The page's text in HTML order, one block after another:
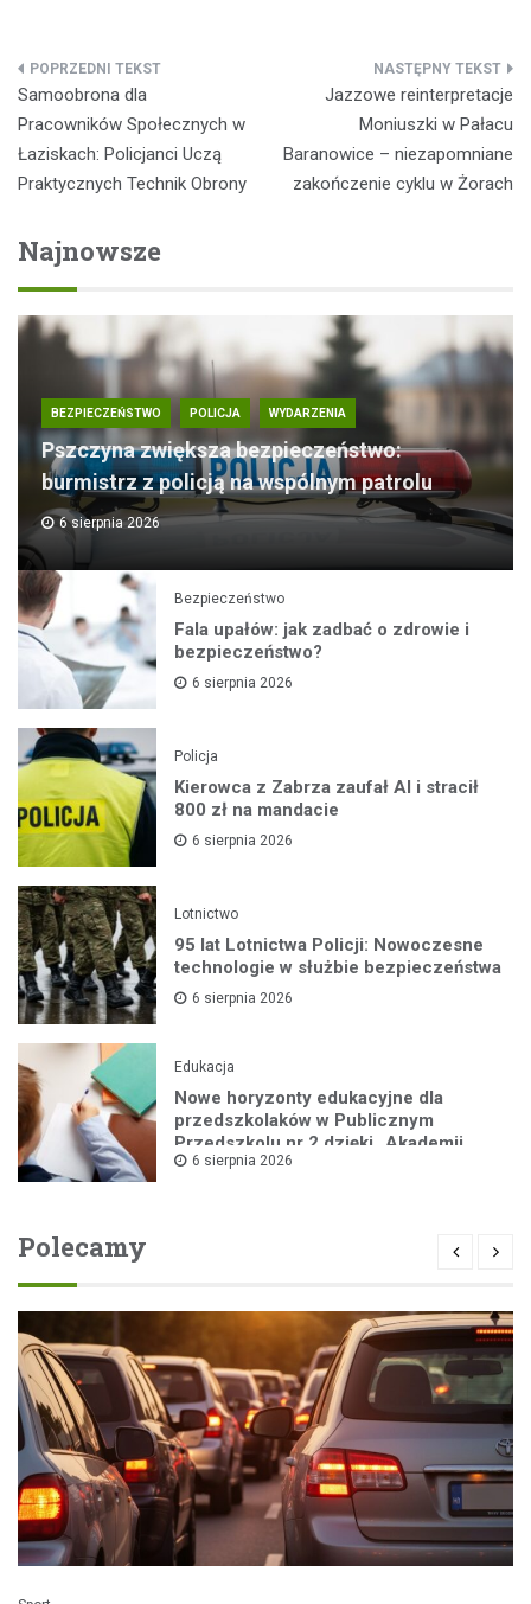
Nawigacja
wpisu
Samoobrona dla
Pracowników Społecznych w
Łaziskach: Policjanci Uczą
Praktycznych Technik Obrony
Jazzowe reinterpretacje
Moniuszki w Pałacu
Baranowice – niezapomniane
zakończenie cyklu w Żorach
Najnowsze
BEZPIECZEŃSTWO POLICJA WYDARZENIA
Pszczyna zwiększa bezpieczeństwo:
burmistrz z policją na wspólnym patrolu
6 sierpnia 2026
Bezpieczeństwo
Fala upałów: jak zadbać o zdrowie i
bezpieczeństwo?
6 sierpnia 2026
Policja
Kierowca z Zabrza zaufał AI i stracił
800 zł na mandacie
6 sierpnia 2026
Lotnictwo
95 lat Lotnictwa Policji: Nowoczesne
technologie w służbie bezpieczeństwa
6 sierpnia 2026
Edukacja
Nowe horyzonty edukacyjne dla
przedszkolaków w Publicznym
Przedszkolu nr 2 dzięki „Akademii
Super Przedszkolaka”
6 sierpnia 2026
Polecamy